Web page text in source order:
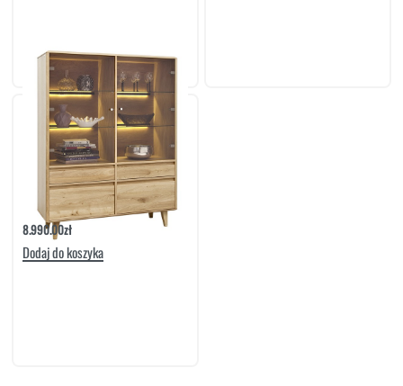
Witryna 4D2S Lovell | Meble Matkowski
8.990.00zł
Dodaj do koszyka